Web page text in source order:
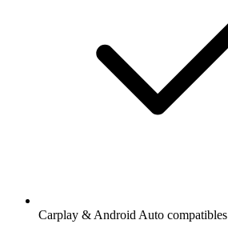
Carplay & Android Auto compatibles